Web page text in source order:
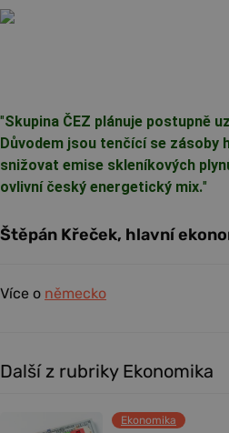
"Skupina ČEZ plánuje postupně
Důvodem jsou tenčící se zásoby
snižovat emise skleníkových
ovlivní český energetický mix."
Štěpán Křeček, hlavní
Více o německo
Další z rubriky Ekonomika
Ekonomika